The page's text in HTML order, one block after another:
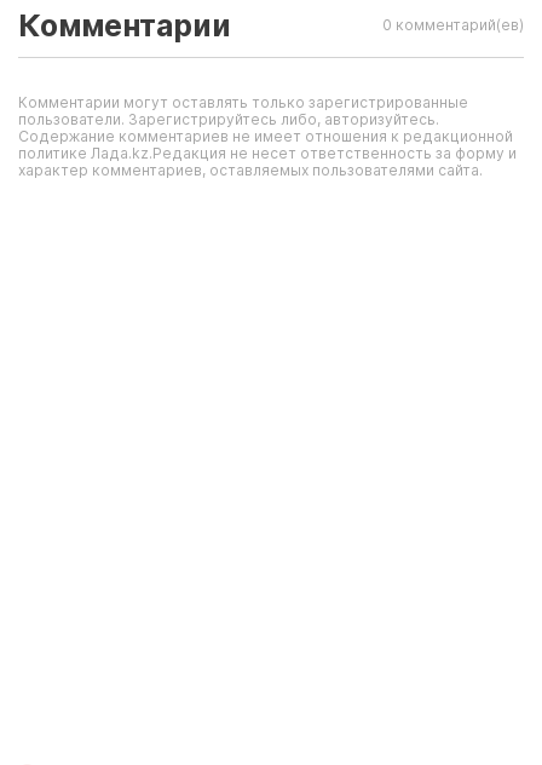
Комментарии 0 комментарий(ев)
Комментарии могут оставлять только зарегистрированные
пользователи. Зарегистрируйтесь либо, авторизуйтесь.
Содержание комментариев не имеет отношения к редакционной
политике Лада.kz.Редакция не несет ответственность за форму и
характер комментариев, оставляемых пользователями сайта.